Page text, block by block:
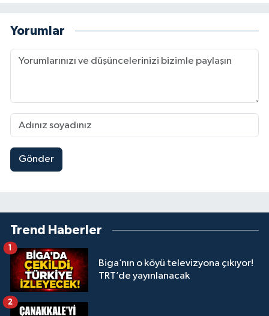
Yorumlar
Gönder
Trend Haberler
Biga’nın o köyü televizyona çıkıyor!
TRT’de yayınlanacak
1
2